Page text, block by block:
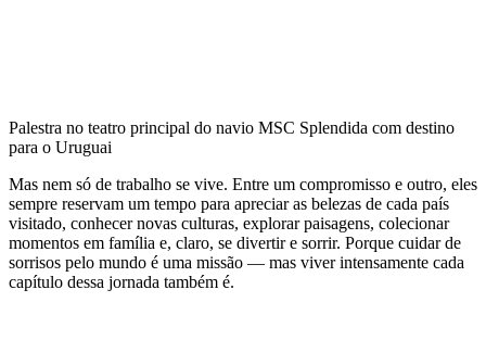
Palestra no teatro principal do navio MSC Splendida com destino
para o Uruguai
Mas nem só de trabalho se vive. Entre um compromisso e outro, eles
sempre reservam um tempo para apreciar as belezas de cada país
visitado, conhecer novas culturas, explorar paisagens, colecionar
momentos em família e, claro, se divertir e sorrir. Porque cuidar de
sorrisos pelo mundo é uma missão — mas viver intensamente cada
capítulo dessa jornada também é.